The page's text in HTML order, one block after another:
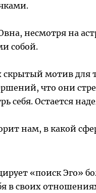
несмотря на
собой.
скрытый мотив
что они
себя. Остается
нам, в какой
«поиск Эго»
в своих